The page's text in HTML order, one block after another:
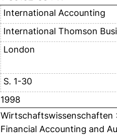
International Accounting
International Thomson
London
S. 1-30
1998
Financial Accounting and